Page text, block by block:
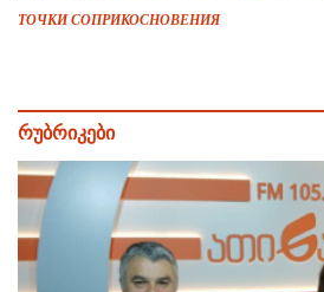
ТОЧКИ СОПРИКОСНОВЕНИЯ
რუბრიკები